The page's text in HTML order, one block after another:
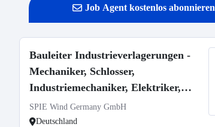
Job Agent kostenlos abonnieren
Bauleiter Industrieverlagerungen -
Mechaniker, Schlosser,
Industriemechaniker, Elektriker,
Techniker m/w/d
SPIE Wind Germany GmbH
Deutschland